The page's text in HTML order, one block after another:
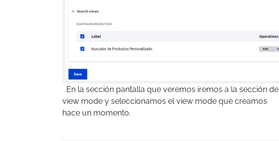
En la sección pantalla que veremos iremos a la sección de
view mode y seleccionamos el view mode que creamos
hace un momento.